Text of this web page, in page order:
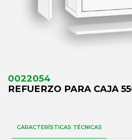
0022054
REFUERZO PARA CAJA
CARACTERÍSTICAS TÉCNICAS